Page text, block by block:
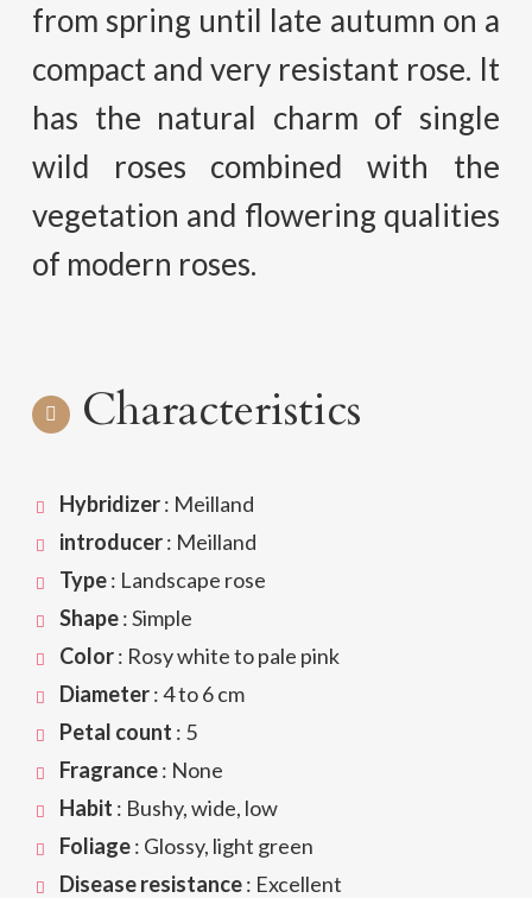
from spring until late autumn on a
compact and very resistant rose. It
has the natural charm of single
wild roses combined with the
vegetation and flowering qualities
of modern roses.
Characteristics
Hybridizer: Meilland
introducer: Meilland
Type: Landscape rose
Shape: Simple
Color: Rosy white to pale pink
Diameter: 4 to 6 cm
Petal count : 5
Fragrance: None
Habit : Bushy, wide, low
Foliage: Glossy, light green
Disease resistance: Excellent